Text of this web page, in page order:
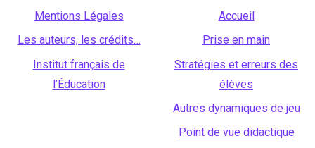
Mentions Légales
Les auteurs, les crédits…
Institut français de
l’Éducation
Accueil
Prise en main
Stratégies et erreurs des
élèves
Autres dynamiques de jeu
Point de vue didactique